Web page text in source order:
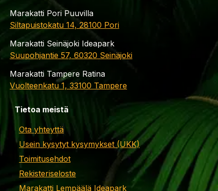
Marakatti Pori Puuvilla
Siltapuistokatu 14, 28100 Pori
Marakatti Seinäjoki Ideapark
Suupohjantie 57, 60320 Seinäjoki
Marakatti Tampere Ratina
Vuolteenkatu 1, 33100 Tampere
Tietoa meistä
Ota yhteyttä
Usein kysytyt kysymykset (UKK)
Toimitusehdot
Rekisteriseloste
Marakatti Lempäälä Ideapark